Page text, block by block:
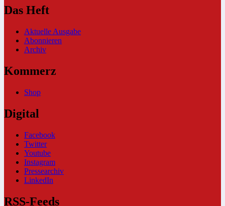
Das Heft
Aktuelle Ausgabe
Abonnieren
Archiv
Kommerz
Shop
Digital
Facebook
Twitter
Youtube
Instagram
Pressearchiv
LinkedIn
RSS-Feeds